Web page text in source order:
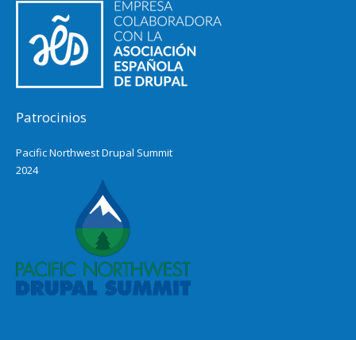
Patrocinios
Pacific Northwest Drupal Summit
2024